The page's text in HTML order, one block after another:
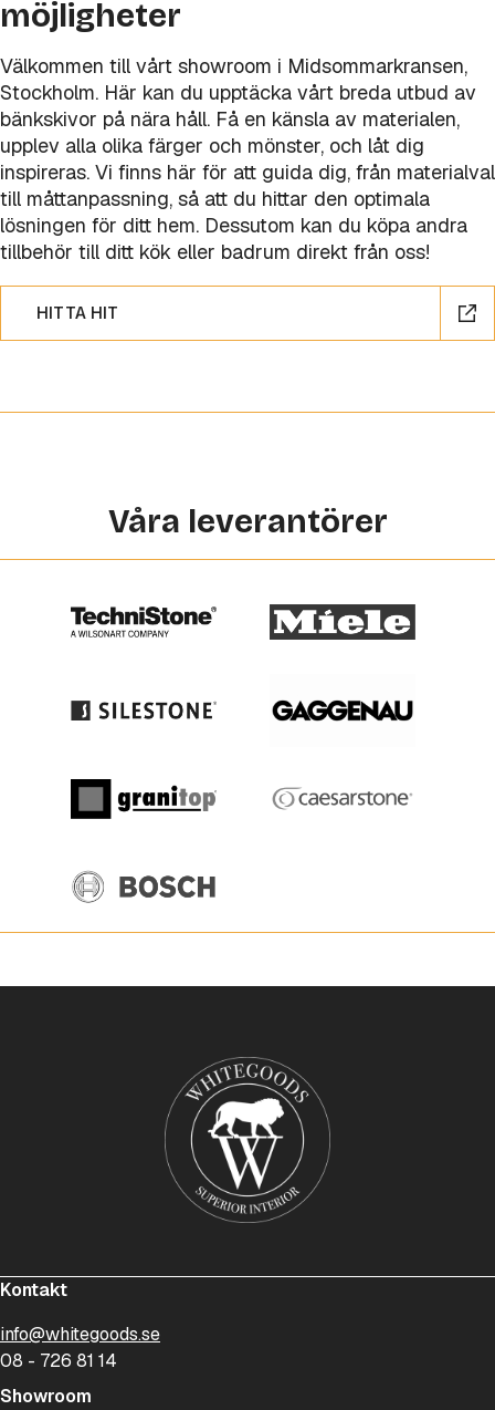
möjligheter
Välkommen till vårt showroom i Midsommarkransen,
Stockholm. Här kan du upptäcka vårt breda utbud av
bänkskivor på nära håll. Få en känsla av materialen,
upplev alla olika färger och mönster, och låt dig
inspireras. Vi finns här för att guida dig, från materialval
till måttanpassning, så att du hittar den optimala
lösningen för ditt hem. Dessutom kan du köpa andra
tillbehör till ditt kök eller badrum direkt från oss!
HITTA HIT
Våra leverantörer
Kontakt
info@whitegoods.se
08 - 726 81 14
Showroom